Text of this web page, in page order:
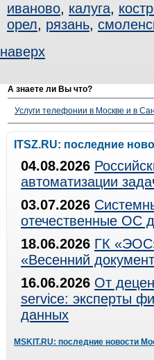
иваново, калуга,
орел, рязань,
наверх
А знаете ли Вы что?
Услуги телефонии в Москве и в
ITSZ.RU: последние
04.08.2026
автоматизации
03.07.2026
отечественные ОС
18.06.2026 ГК
«Весенний
16.06.2026 От
service: эксперты
данных
MSKIT.RU: последние новости